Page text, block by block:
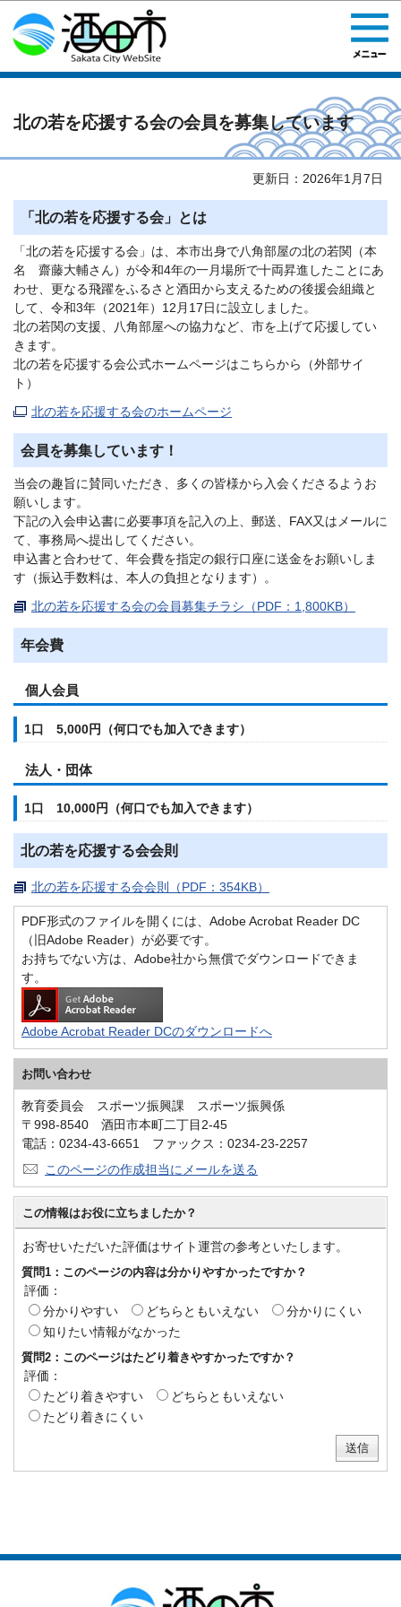
このページの本文へ移動
北の若を応援する会の会員を募集しています
更新日：2026年1月7日
「北の若を応援する会」とは
「北の若を応援する会」は、本市出身で八角部屋の北の若関（本
名 齋藤大輔さん）が令和4年の一月場所で十両昇進したことにあ
わせ、更なる飛躍をふるさと酒田から支えるための後援会組織と
して、令和3年（2021年）12月17日に設立しました。
北の若関の支援、八角部屋への協力など、市を上げて応援してい
きます。
北の若を応援する会公式ホームページはこちらから（外部サイ
ト）
北の若を応援する会のホームページ
会員を募集しています！
当会の趣旨に賛同いただき、多くの皆様から入会くださるようお
願いします。
下記の入会申込書に必要事項を記入の上、郵送、FAX又はメールに
て、事務局へ提出してください。
申込書と合わせて、年会費を指定の銀行口座に送金をお願いしま
す（振込手数料は、本人の負担となります）。
北の若を応援する会の会員募集チラシ（PDF：1,800KB）
年会費
個人会員
1口 5,000円（何口でも加入できます）
法人・団体
1口 10,000円（何口でも加入できます）
北の若を応援する会会則
北の若を応援する会会則（PDF：354KB）
PDF形式のファイルを開くには、Adobe Acrobat Reader DC
（旧Adobe Reader）が必要です。
お持ちでない方は、Adobe社から無償でダウンロードできま
す。
Adobe Acrobat Reader DCのダウンロードへ
お問い合わせ
教育委員会 スポーツ振興課 スポーツ振興係
〒998-8540 酒田市本町二丁目2-45
電話：0234-43-6651 ファックス：0234-23-2257
このページの作成担当にメールを送る
この情報はお役に立ちましたか？
お寄せいただいた評価はサイト運営の参考といたします。
質問1：このページの内容は分かりやすかったですか？
評価：
分かりやすい
どちらともいえない
分かりにくい
知りたい情報がなかった
質問2：このページはたどり着きやすかったですか？
評価：
たどり着きやすい
どちらともいえない
たどり着きにくい